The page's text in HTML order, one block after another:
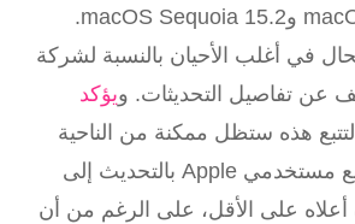
macOS Sonoma 14.7.2 وmacOS Sequoia 15.2.
في أغلب الأحيان بالنسبة لشركة
يؤكد
هذه ستظل ممكنة من الناحية
الفنية حتى يقوم جميع مستخدمي Apple بالتحديث إلى
أعلاه على الأقل، على الرغم من أن